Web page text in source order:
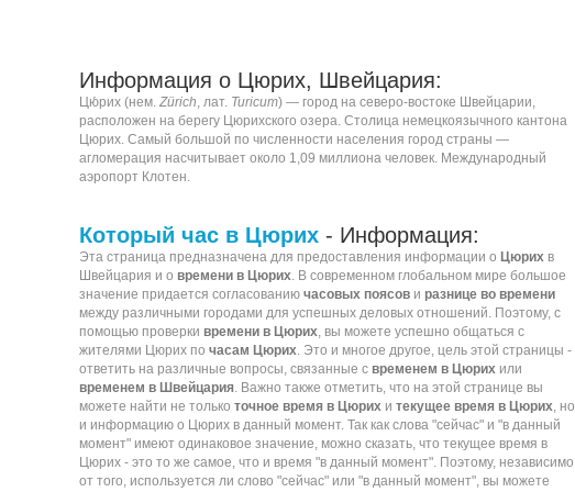
Информация о Цюрих, Швейцария:
Цю́рих (нем. Zürich, лат. Turicum) — город на северо-востоке Швейцарии,
расположен на берегу Цюрихского озера. Столица немецкоязычного кантона
Цюрих. Самый большой по численности населения город страны —
агломерация насчитывает около 1,09 миллиона человек. Международный
аэропорт Клотен.
Который час в Цюрих - Информация:
Эта страница предназначена для предоставления информации о Цюрих в
Швейцария и о времени в Цюрих. В современном глобальном мире большое
значение придается согласованию часовых поясов и разнице во времени
между различными городами для успешных деловых отношений. Поэтому, с
помощью проверки времени в Цюрих, вы можете успешно общаться с
жителями Цюрих по часам Цюрих. Это и многое другое, цель этой страницы -
ответить на различные вопросы, связанные с временем в Цюрих или
временем в Швейцария. Важно также отметить, что на этой странице вы
можете найти не только точное время в Цюрих и текущее время в Цюрих, но
и информацию о Цюрих в данный момент. Так как слова "сейчас" и "в данный
момент" имеют одинаковое значение, можно сказать, что текущее время в
Цюрих - это то же самое, что и время "в данный момент". Поэтому, независимо
от того, используется ли слово "сейчас" или "в данный момент", вы можете